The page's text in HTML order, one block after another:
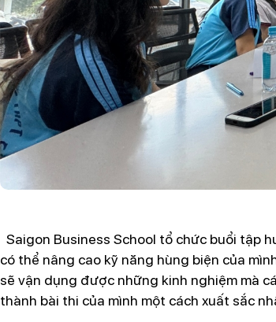
Saigon Business School tổ chức buổi tập
có thể nâng cao kỹ năng hùng biện của
sẽ vận dụng được những kinh nghiệm mà
thành bài thi của mình một cách xuất sắc